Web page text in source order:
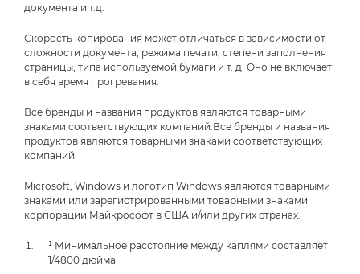
документа и т.д.
Скорость копирования может отличаться в зависимости от
сложности документа, режима печати, степени заполнения
страницы, типа используемой бумаги и т. д. Оно не включает
в себя время прогревания.
Все бренды и названия продуктов являются товарными
знаками соответствующих компаний.Все бренды и названия
продуктов являются товарными знаками соответствующих
компаний.
Microsoft, Windows и логотип Windows являются товарными
знаками или зарегистрированными товарными знаками
корпорации Майкрософт в США и/или других странах.
¹ Минимальное расстояние между каплями составляет
1/4800 дюйма